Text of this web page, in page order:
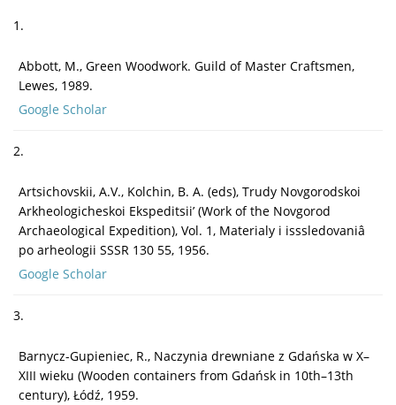
1.
Abbott, M., Green Woodwork. Guild of Master Craftsmen,
Lewes, 1989.
Google Scholar
2.
Artsichovskii, A.V., Kolchin, B. A. (eds), Trudy Novgorodskoi
Arkheologicheskoi Ekspeditsii’ (Work of the Novgorod
Archaeological Expedition), Vol. 1, Materialy i isssledovaniâ
po arheologii SSSR 130 55, 1956.
Google Scholar
3.
Barnycz-Gupieniec, R., Naczynia drewniane z Gdańska w X–
XIII wieku (Wooden containers from Gdańsk in 10th–13th
century), Łódź, 1959.